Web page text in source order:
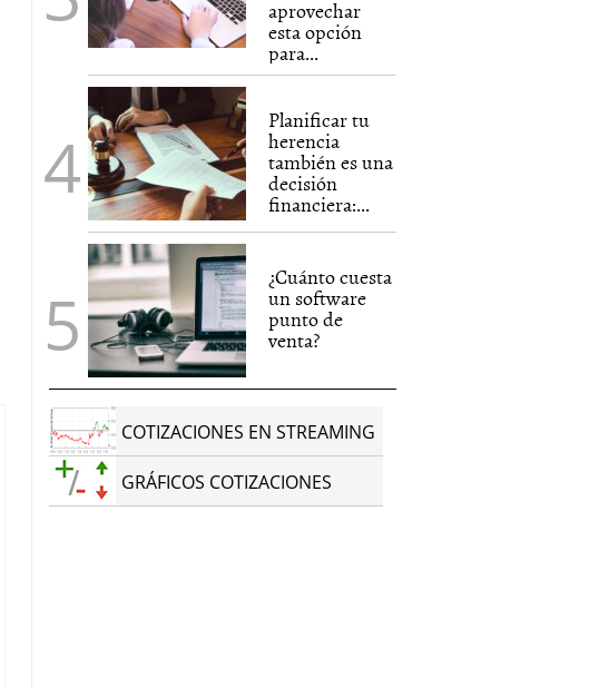
aprovechar
esta opción
para...
Planificar tu
herencia
también es una
decisión
financiera:...
¿Cuánto cuesta
un software
punto de
venta?
COTIZACIONES EN STREAMING
GRÁFICOS COTIZACIONES